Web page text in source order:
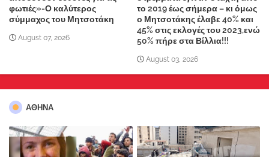
φωτιές»-Ο καλύτερος
σύμμαχος του Μητσοτάκη
August 07, 2026
το 2019 έως σήμερα – κι όμως
ο Μητσοτάκης έλαβε 40% και
45% στις εκλογές του 2023,ενώ
50% πήρε στα Βίλλια!!!
August 03, 2026
ΑΘΗΝΑ